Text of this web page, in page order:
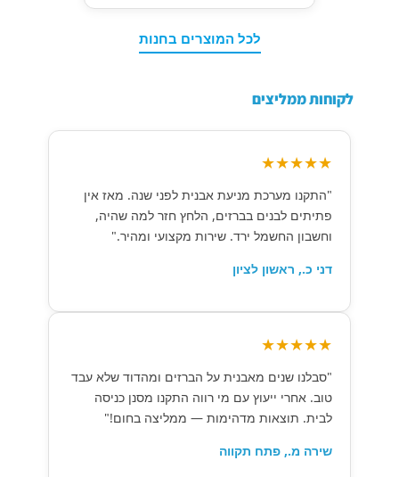
לכל המוצרים בחנות
לקוחות ממליצים
★★★★★
"התקנו מערכת מניעת אבנית לפני שנה. מאז אין
פתיתים לבנים בברזים, הלחץ חזר למה שהיה,
וחשבון החשמל ירד. שירות מקצועי ומהיר."
דני כ., ראשון לציון
★★★★★
"סבלנו שנים מאבנית על הברזים ומהדוד שלא עבד
טוב. אחרי ייעוץ עם מי רווה התקנו מסנן כניסה
לבית. תוצאות מדהימות — ממליצה בחום!"
שירה מ., פתח תקווה